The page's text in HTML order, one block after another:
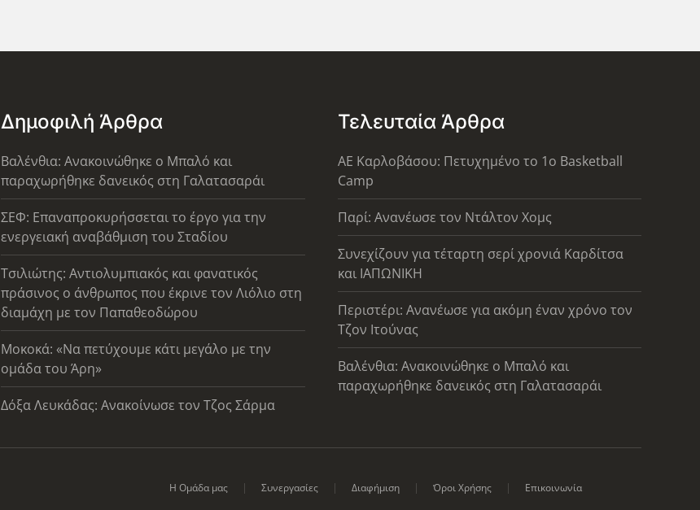
Δημοφιλή Άρθρα
Βαλένθια: Ανακοινώθηκε ο Μπαλό και
παραχωρήθηκε δανεικός στη Γαλατασαράι
ΣΕΦ: Επαναπροκυρήσσεται το έργο για την
ενεργειακή αναβάθμιση του Σταδίου
Τσιλιώτης: Αντιολυμπιακός και φανατικός
πράσινος ο άνθρωπος που έκρινε τον Λιόλιο στη
διαμάχη με τον Παπαθεοδώρου
Μοκοκά: «Να πετύχουμε κάτι μεγάλο με την
ομάδα του Άρη»
Δόξα Λευκάδας: Ανακοίνωσε τον Τζος Σάρμα
Τελευταία Άρθρα
ΑΕ Καρλοβάσου: Πετυχημένο το 1ο Basketball
Camp
Παρί: Ανανέωσε τον Ντάλτον Χομς
Συνεχίζουν για τέταρτη σερί χρονιά Καρδίτσα
και ΙΑΠΩΝΙΚΗ
Περιστέρι: Ανανέωσε για ακόμη έναν χρόνο τον
Τζον Ιτούνας
Βαλένθια: Ανακοινώθηκε ο Μπαλό και
παραχωρήθηκε δανεικός στη Γαλατασαράι
Η Ομάδα μας Συνεργασίες Διαφήμιση Όροι Χρήσης Επικοινωνία